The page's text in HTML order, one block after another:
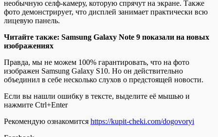
необычную селф-камеру, которую спрячут на экране. Также
фото демонстрирует, что дисплей занимает практически всю
лицевую панель.
Читайте также: Samsung Galaxy Note 9 показали на новых
изображениях
Правда, мы не можем 100% гарантировать, что на фото
изображен Samsung Galaxy S10. Но он действительно
объединил в себе несколько слухов о предстоящей новости.
Если вы нашли ошибку в тексте, выделите её мышью и
нажмите Ctrl+Enter
Рекомендую ознакомится https://kupit-cheki.com/dogovoryi